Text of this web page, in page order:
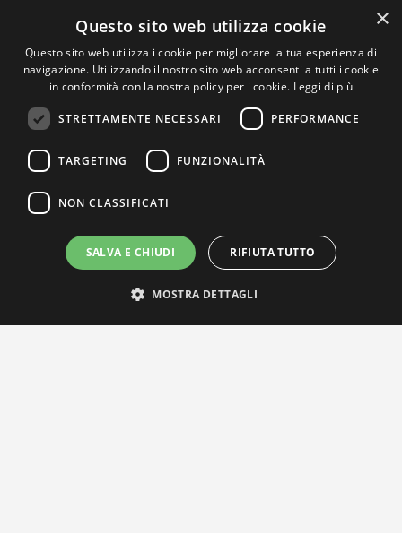
×
Questo sito web utilizza cookie
Questo sito web utilizza i cookie per migliorare la tua esperienza di
navigazione. Utilizzando il nostro sito web acconsenti a tutti i cookie
in conformità con la nostra policy per i cookie. Leggi di più
STRETTAMENTE NECESSARI PERFORMANCE
TARGETING FUNZIONALITÀ
NON CLASSIFICATI
SALVA E CHIUDI RIFIUTA TUTTO
MOSTRA DETTAGLI